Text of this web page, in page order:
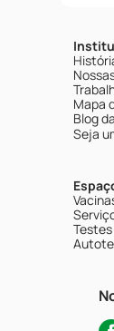
Mapa
Blog
Seja